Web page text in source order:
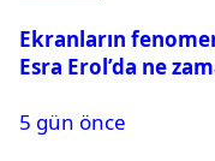
Ekranların
Esra Erol’da ne
5 gün önce